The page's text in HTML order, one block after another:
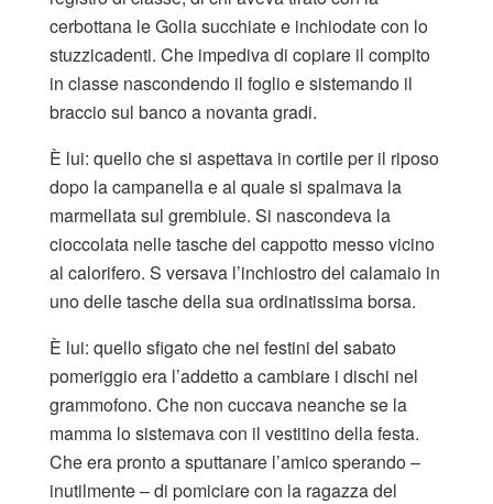
cerbottana le Golia succhiate e inchiodate con lo
stuzzicadenti. Che impediva di copiare il compito
in classe nascondendo il foglio e sistemando il
braccio sul banco a novanta gradi.
È lui: quello che si aspettava in cortile per il riposo
dopo la campanella e al quale si spalmava la
marmellata sul grembiule. Si nascondeva la
cioccolata nelle tasche del cappotto messo vicino
al calorifero. S versava l’inchiostro del calamaio in
uno delle tasche della sua ordinatissima borsa.
È lui: quello sfigato che nei festini del sabato
pomeriggio era l’addetto a cambiare i dischi nel
grammofono. Che non cuccava neanche se la
mamma lo sistemava con il vestitino della festa.
Che era pronto a sputtanare l’amico sperando –
inutilmente – di pomiciare con la ragazza del